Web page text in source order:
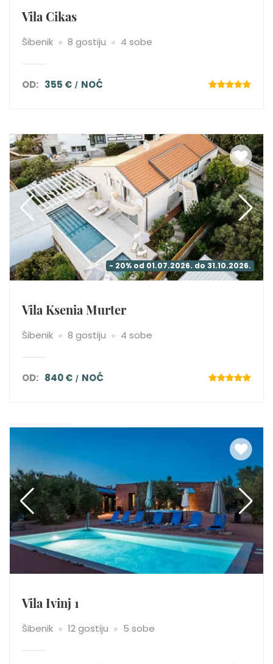
Vila Cikas
Šibenik 8 gostiju 4 sobe
OD: 355 € NOĆ
- 20% od 01.07.2026. do 31.10.2026.
Vila Ksenia Murter
Šibenik 8 gostiju 4 sobe
OD: 840 € NOĆ
Vila Ivinj 1
Šibenik 12 gostiju 5 sobe